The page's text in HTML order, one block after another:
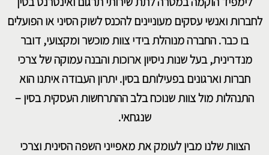
לחברות ואנשי עסקים מעוניינים להכנס לשוק הסיני או הפועלים
בו כבר. החברה מנוהלת בידי צוות מוכשר ומקצועי, דובר
מנדרינית, בעל שנות ניסיון ארוכות והבנה עמוקה של צרכי
חברות וארגונים בפעילותם בסין. יתרון העבודה איתנו הוא
התנהלות מול צוות שנוכח בלב ההתרחשות העסקית בסין –
שנגחאי.
הצוות שלנו מבין לעומק את מאפייני השפה הסינית וצרכי